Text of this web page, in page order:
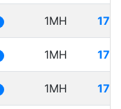
1MH
1MH
1MH